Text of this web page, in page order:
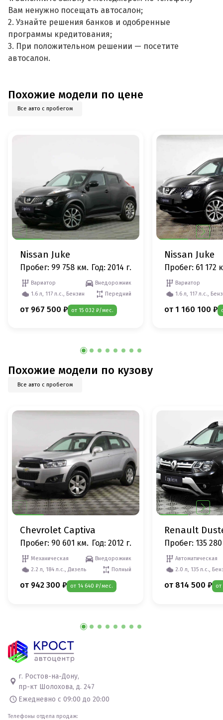
Вам ненужно посещать автосалон;
2. Узнайте решения банков и одобренные
программы кредитования;
3. При положительном решении — посетите
автосалон.
Похожие модели по цене
Все авто с пробегом
Nissan Juke
Пробег: 99 758 км. Год: 2014 г.
Вариатор
Внедорожник
1.6 л, 117 л.с., Бензин
Передний
от 967 500 ₽ от 15 032 ₽/мес.
Nissan Juke
Пробег: 61 172
Вариатор
1.6 л, 117 л.с.,
от 1 160 100 ₽
Похожие модели по кузову
Все авто с пробегом
Chevrolet Captiva
Пробег: 90 601 км. Год: 2012 г.
Механическая
Внедорожник
2.2 л, 184 л.с., Дизель
Полный
от 942 300 ₽ от 14 640 ₽/мес.
Renault
Пробег: 135
Автоматическая
2.0 л, 135 л.с.,
от 814 500 ₽
г. Ростов-на-Дону,
пр-кт Шолохова, д. 247
Ежедневно с 09:00 до 20:00
Телефоны отдела продаж: